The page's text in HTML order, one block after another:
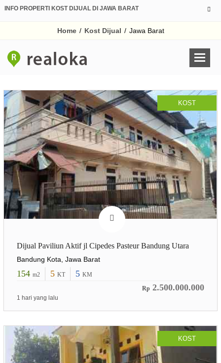
INFO PROPERTI KOST DIJUAL DI JAWA BARAT
Home / Kost Dijual / Jawa Barat
KOST
Dijual Paviliun Aktif jl Cipedes Pasteur Bandung Utara
Bandung Kota, Jawa Barat
154 m2 5 KT 5 KM
Rp 2.500.000.000
1 hari yang lalu
KOST